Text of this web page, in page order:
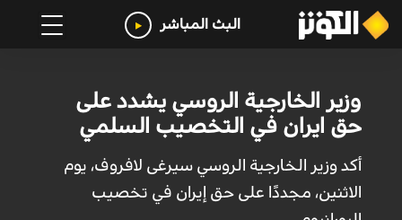
البث المباشر
وزير الخارجية الروسي يشدد على
حق ايران في التخصيب السلمي
أكد وزير الخارجية الروسي سیرغی لافروف، يوم
الاثنين، مجددًا علی حق إيران في تخصيب